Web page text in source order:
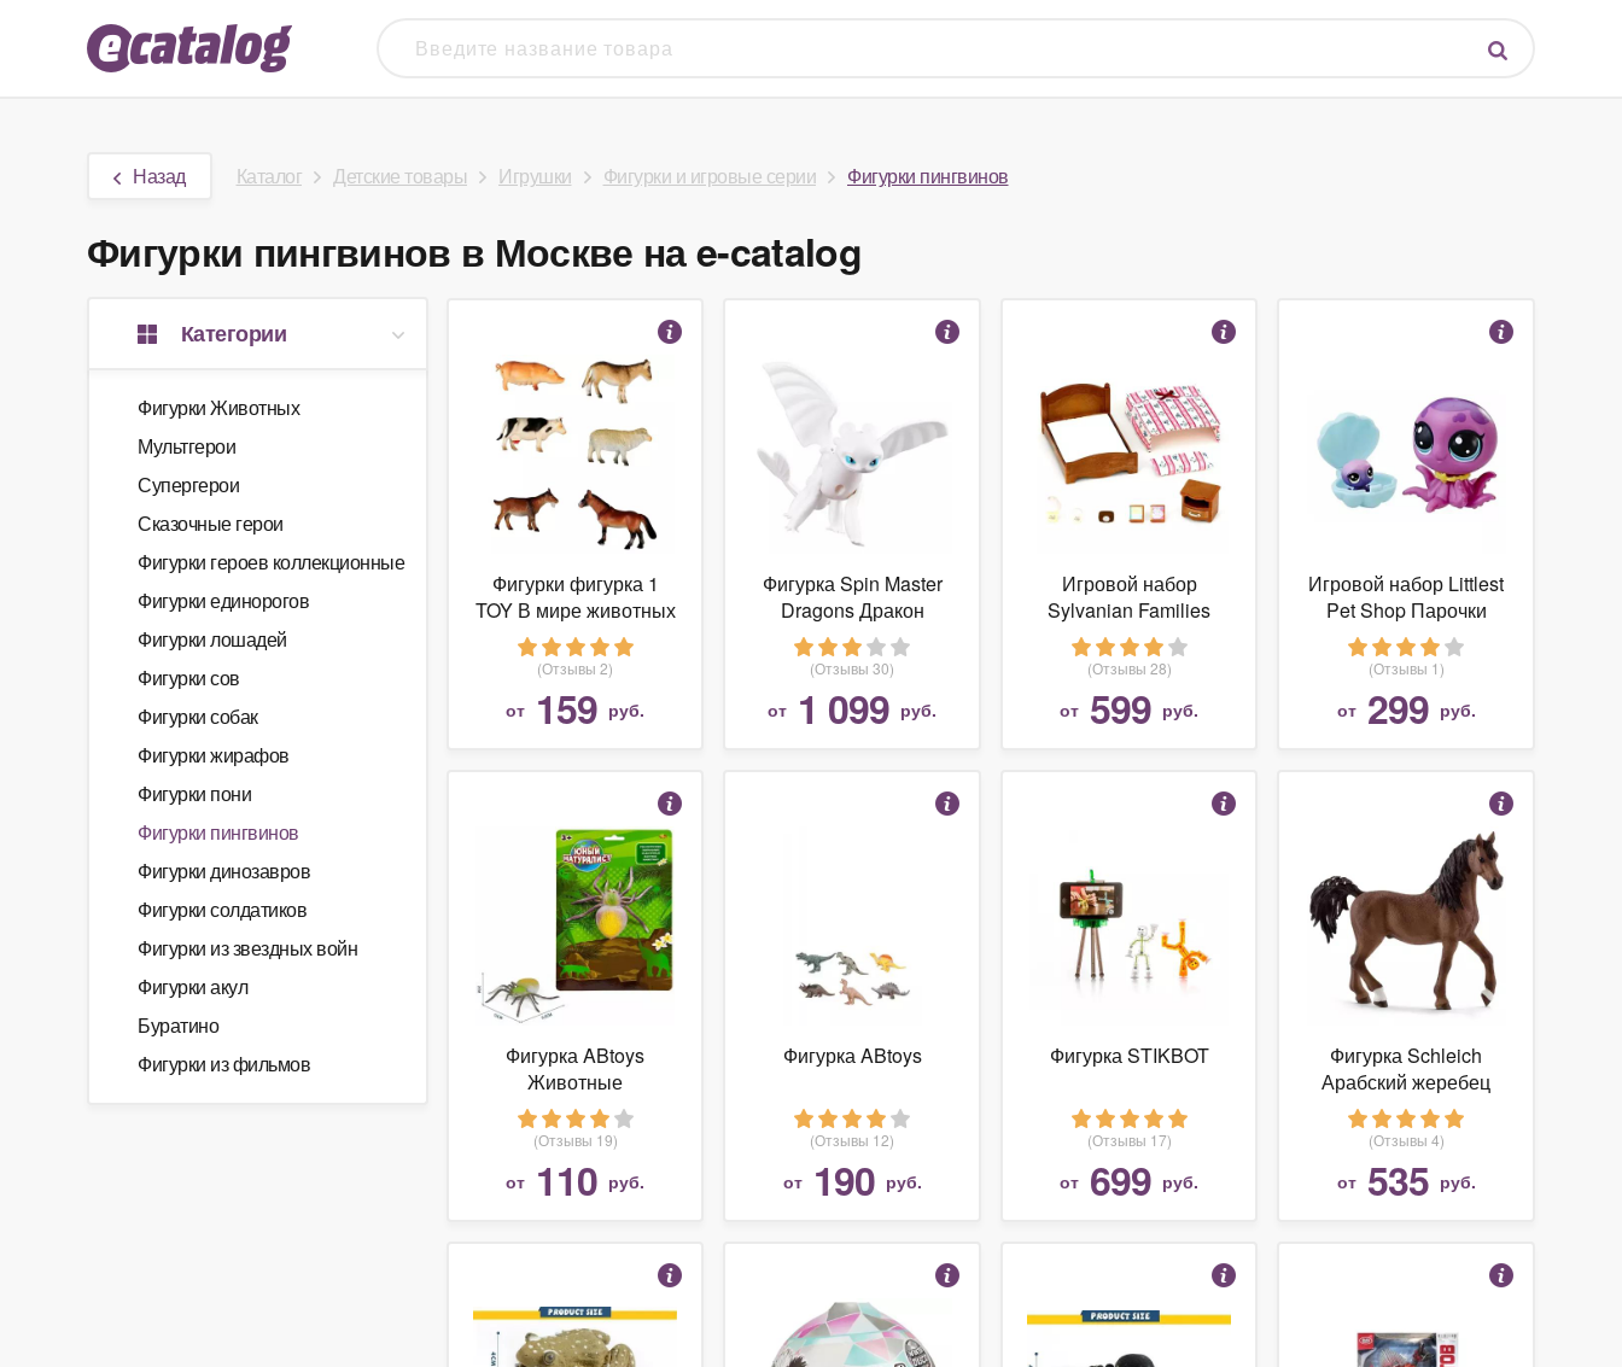
Назад Каталог Детские товары Игрушки Фигурки и игровые серии Фигурки пингвинов
Фигурки пингвинов в Москве на e-catalog
Категории
Фигурки Животных
Мультгерои
Супергерои
Сказочные герои
Фигурки героев коллекционные
Фигурки единорогов
Фигурки лошадей
Фигурки сов
Фигурки собак
Фигурки жирафов
Фигурки пони
Фигурки пингвинов
Фигурки динозавров
Фигурки солдатиков
Фигурки из звездных войн
Фигурки акул
Буратино
Фигурки из фильмов
Фигурки фигурка 1
TOY В мире животных
Животные с фермы
Т50553
(Отзывы 2)
от 159 руб.
Фигурка Spin Master
Dragons Дракон
Дневная Фурия с
подвижными
крыльями 6055073
(Отзывы 30)
от 1 099 руб.
Игровой набор
Sylvanian Families
Большая кровать и
тумбочка 2934
(Отзывы 28)
от 599 руб.
Игровой набор Littlest
Pet Shop Парочки
B9358
(Отзывы 1)
от 299 руб.
Фигурка ABtoys
Животные
(Отзывы 19)
от 110 руб.
Фигурка ABtoys
(Отзывы 12)
от 190 руб.
Фигурка STIKBOT
(Отзывы 17)
от 699 руб.
Фигурка Schleich
Арабский жеребец
13811
(Отзывы 4)
от 535 руб.